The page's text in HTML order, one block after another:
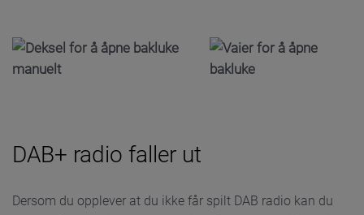
DAB+ radio faller ut
Dersom du opplever at du ikke får spilt DAB radio kan du